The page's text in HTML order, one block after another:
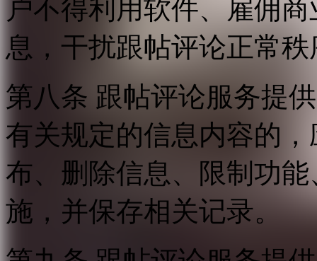
户不得利用软件、雇佣
息，干扰跟帖评论正常
第八条 跟帖评论服务提
有关规定的信息内容的
布、删除信息、限制功
施，并保存相关记录。